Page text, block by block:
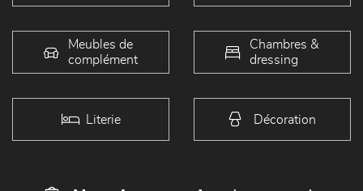
Meubles de
complément
Chambres &
dressing
Literie Décoration